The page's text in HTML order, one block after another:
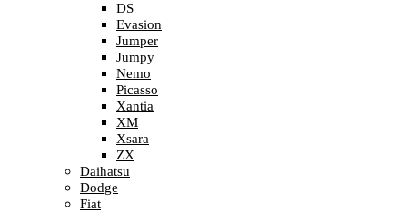
DS
Evasion
Jumper
Jumpy
Nemo
Picasso
Xantia
XM
Xsara
ZX
Daihatsu
Dodge
Fiat